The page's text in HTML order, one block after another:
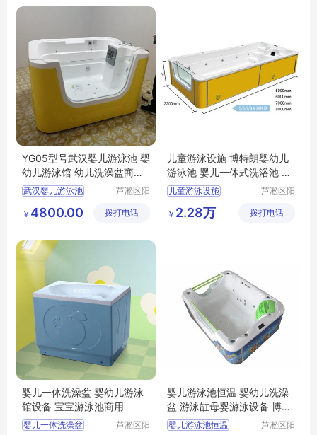
YG05型号武汉婴儿游泳池 婴
幼儿游泳馆 幼儿洗澡盆商用
多少钱
武汉婴儿游泳池
婴幼儿洗澡盆商用
芦淞区阳
童游泳馆
￥ 4800.00 拨打电话
儿童游泳设施 博特朗婴幼儿
游泳池 婴儿一体式洗浴池 新
生幼儿游泳桶
儿童游泳设施
婴儿一体式洗浴池
芦淞区阳
童游泳馆
￥ 2.28万 拨打电话
婴儿一体洗澡盆 婴幼儿游泳
馆设备 宝宝游泳池商用
婴儿一体洗澡盆
芦淞区阳
婴儿游泳池恒温 婴幼儿洗澡
盆 游泳缸母婴游泳设备 博特
朗
婴儿游泳池恒温
芦淞区阳